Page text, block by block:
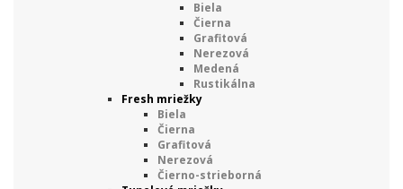
Biela
Čierna
Grafitová
Nerezová
Medená
Rustikálna
Fresh mriežky
Biela
Čierna
Grafitová
Nerezová
Čierno-strieborná